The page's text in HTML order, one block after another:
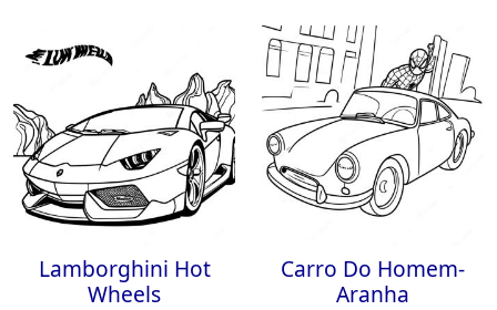
Lamborghini Hot
Wheels
Carro Do Homem-
Aranha